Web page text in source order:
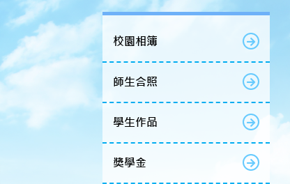
校園相簿
師生合照
學生作品
獎學金